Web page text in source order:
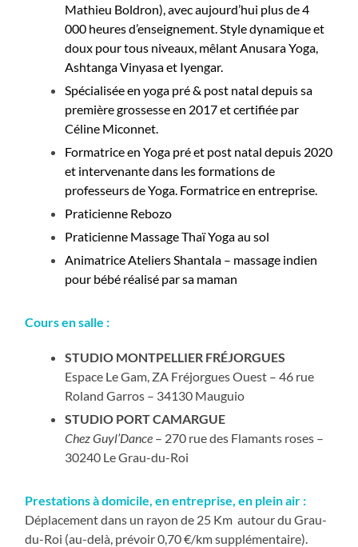
Mathieu Boldron), avec aujourd’hui plus de 4
000 heures d’enseignement. Style dynamique et
doux pour tous niveaux, mêlant Anusara Yoga,
Ashtanga Vinyasa et Iyengar.
Spécialisée en yoga pré & post natal depuis sa
première grossesse en 2017 et certifiée par
Céline Miconnet.
Formatrice en Yoga pré et post natal depuis 2020
et intervenante dans les formations de
professeurs de Yoga. Formatrice en entreprise.
Praticienne Rebozo
Praticienne Massage Thaï Yoga au sol
Animatrice Ateliers Shantala – massage indien
pour bébé réalisé par sa maman
Cours en salle :
STUDIO MONTPELLIER FRÉJORGUES
Espace Le Gam, ZA Fréjorgues Ouest – 46 rue
Roland Garros – 34130 Mauguio
STUDIO PORT CAMARGUE
Chez Guyl’Dance – 270 rue des Flamants roses –
30240 Le Grau-du-Roi
Prestations à domicile, en entreprise, en plein air :
Déplacement dans un rayon de 25 Km autour du Grau-
du-Roi (au-delà, prévoir 0,70 €/km supplémentaire).